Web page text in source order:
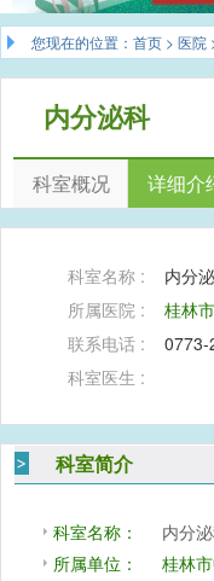
您现在的位置： 首页 > 医院
内分泌科
科室概况 详细介
科室名称 :
内分
所属医院 :
桂林
联系电话 :
0773-
科室医生 :
科室简介
科室名称：
内分
所属单位：
桂林